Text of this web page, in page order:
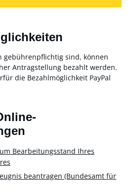
gebührenpflichtig sind, können
Antragstellung bezahlt werden.
die Bezahlmöglichkeit PayPal
Bearbeitungsstand Ihres
beantragen (Bundesamt für